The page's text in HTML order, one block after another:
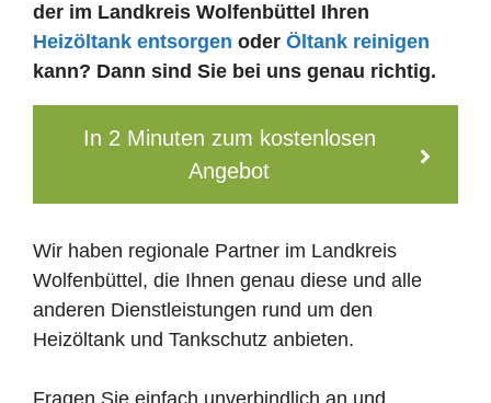
der im Landkreis Wolfenbüttel Ihren
Heizöltank entsorgen oder Öltank reinigen
kann? Dann sind Sie bei uns genau richtig.
In 2 Minuten zum kostenlosen
Angebot
Wir haben regionale Partner im Landkreis
Wolfenbüttel, die Ihnen genau diese und alle
anderen Dienstleistungen rund um den
Heizöltank und Tankschutz anbieten.
Fragen Sie einfach unverbindlich an und